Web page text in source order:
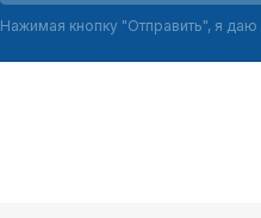
Нажимая кнопку "Отправить", я даю